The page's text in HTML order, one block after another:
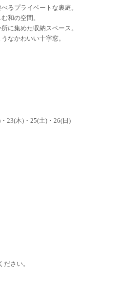
るプライベートな裏庭。
和の空間。
に集めた収納スペース。
なかわいい十字窓。
23(木)・25(土)・26(日)
さい。